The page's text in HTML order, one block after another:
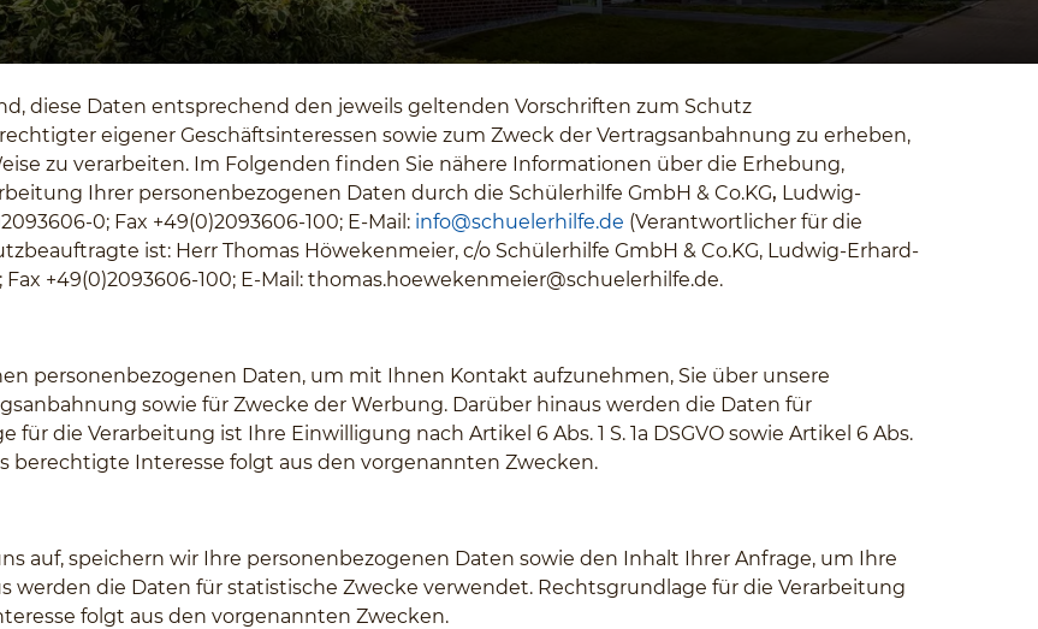
diese Daten entsprechend den jeweils geltenden Vorschriften zum Schutz
eigener Geschäftsinteressen sowie zum Zweck der Vertragsanbahnung zu erheben,
zu verarbeiten. Im Folgenden finden Sie nähere Informationen über die Erhebung,
Ihrer personenbezogenen Daten durch die Schülerhilfe GmbH & Co.KG, Ludwig-
0; Fax +49(0)2093606-100; E-Mail: info@schuelerhilfe.de (Verantwortlicher für die
ist: Herr Thomas Höwekenmeier, c/o Schülerhilfe GmbH & Co.KG, Ludwig-Erhard-
+49(0)2093606-100; E-Mail: thomas.hoewekenmeier@schuelerhilfe.de.
personenbezogenen Daten, um mit Ihnen Kontakt aufzunehmen, Sie über unsere
sowie für Zwecke der Werbung. Darüber hinaus werden die Daten für
die Verarbeitung ist Ihre Einwilligung nach Artikel 6 Abs. 1 S. 1a DSGVO sowie Artikel 6 Abs.
berechtigte Interesse folgt aus den vorgenannten Zwecken.
auf, speichern wir Ihre personenbezogenen Daten sowie den Inhalt Ihrer Anfrage, um Ihre
werden die Daten für statistische Zwecke verwendet. Rechtsgrundlage für die Verarbeitung
folgt aus den vorgenannten Zwecken.